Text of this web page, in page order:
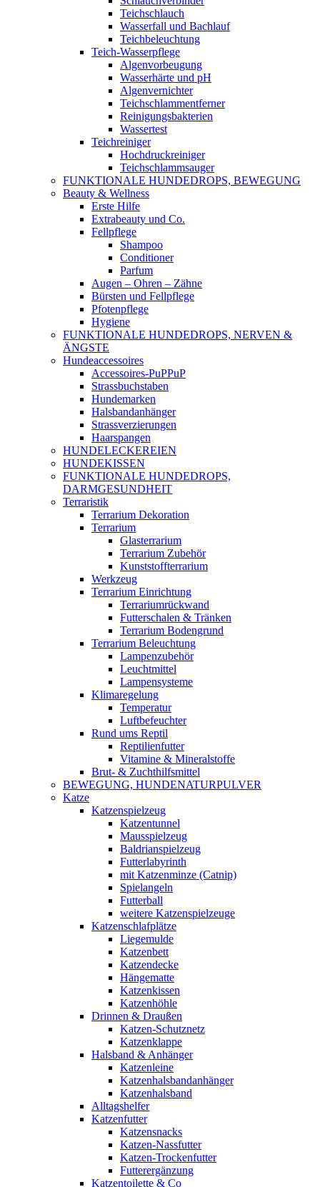
Teichschlauch
Wasserfall und Bachlauf
Teichbeleuchtung
Teich-Wasserpflege
Algenvorbeugung
Wasserhärte und pH
Algenvernichter
Teichschlammentferner
Reinigungsbakterien
Wassertest
Teichreiniger
Hochdruckreiniger
Teichschlammsauger
FUNKTIONALE HUNDEDROPS, BEWEGUNG
Beauty & Wellness
Erste Hilfe
Extrabeauty und Co.
Fellpflege
Shampoo
Conditioner
Parfum
Augen – Ohren – Zähne
Bürsten und Fellpflege
Pfotenpflege
Hygiene
FUNKTIONALE HUNDEDROPS, NERVEN &
ÄNGSTE
Hundeaccessoires
Accessoires-PuPPuP
Strassbuchstaben
Hundemarken
Halsbandanhänger
Strassverzierungen
Haarspangen
HUNDELECKEREIEN
HUNDEKISSEN
FUNKTIONALE HUNDEDROPS,
DARMGESUNDHEIT
Terraristik
Terrarium Dekoration
Terrarium
Glasterrarium
Terrarium Zubehör
Kunststoffterrarium
Werkzeug
Terrarium Einrichtung
Terrariumrückwand
Futterschalen & Tränken
Terrarium Bodengrund
Terrarium Beleuchtung
Lampenzubehör
Leuchtmittel
Lampensysteme
Klimaregelung
Temperatur
Luftbefeuchter
Rund ums Reptil
Reptilienfutter
Vitamine & Mineralstoffe
Brut- & Zuchthilfsmittel
BEWEGUNG, HUNDENATURPULVER
Katze
Katzenspielzeug
Katzentunnel
Mausspielzeug
Baldrianspielzeug
Futterlabyrinth
mit Katzenminze (Catnip)
Spielangeln
Futterball
weitere Katzenspielzeuge
Katzenschlafplätze
Liegemulde
Katzenbett
Katzendecke
Hängematte
Katzenkissen
Katzenhöhle
Drinnen & Draußen
Katzen-Schutznetz
Katzenklappe
Halsband & Anhänger
Katzenleine
Katzenhalsbandanhänger
Katzenhalsband
Alltagshelfer
Katzenfutter
Katzensnacks
Katzen-Nassfutter
Katzen-Trockenfutter
Futterergänzung
Katzentoilette & Co